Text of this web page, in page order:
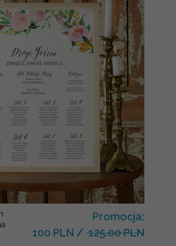
Promocja:
100 PLN / 125.00 PLN